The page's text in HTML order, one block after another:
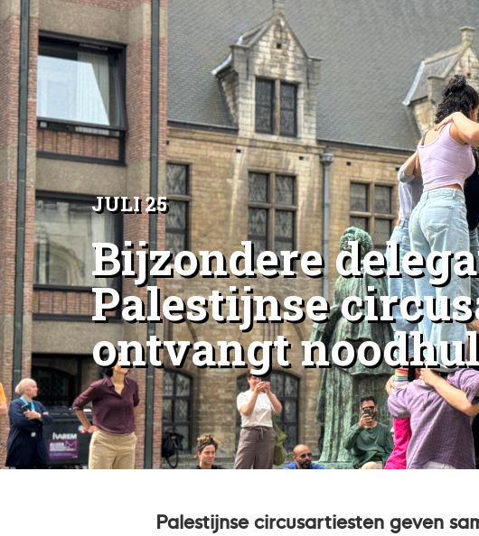
JULI 25
Bijzondere
Palestijnse
ontvangt
Palestijnse circusartiesten geven